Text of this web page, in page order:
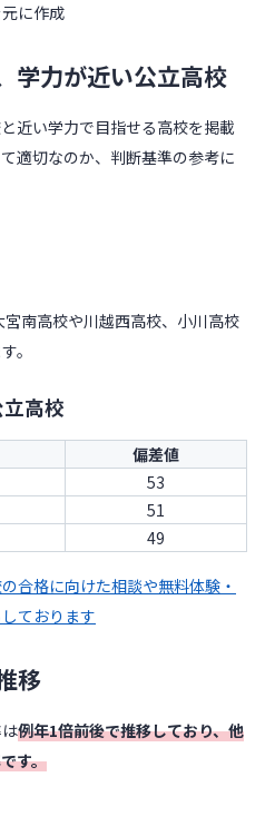
に作成
学力が近い公立高校
近い学力で目指せる高校を掲載
適切なのか、判断基準の参考に
南高校や川越西高校、小川高校
。
高校
偏差値
53
51
49
合格に向けた相談や無料体験・
ております
移
例年1倍前後で推移しており、他
す。